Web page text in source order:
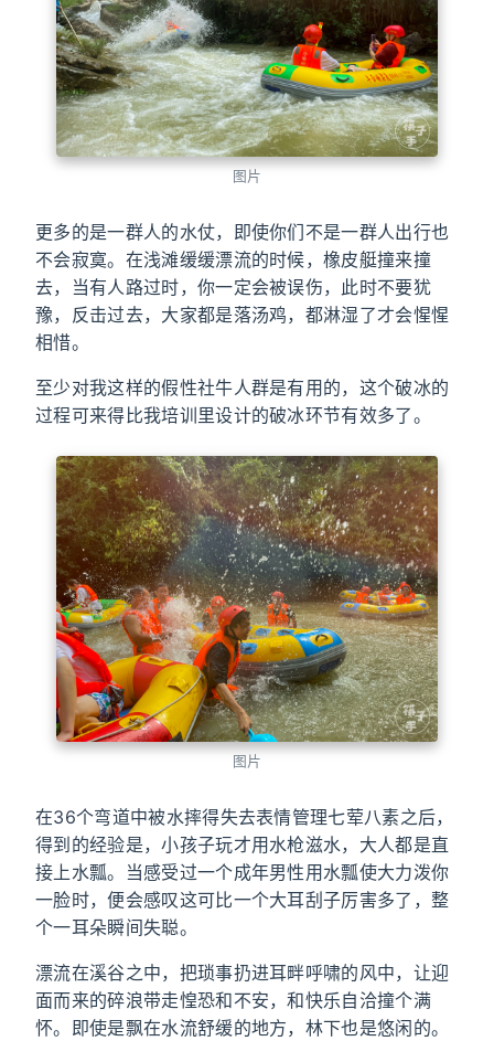
图片
更多的是一群人的水仗，即使你们不是一群人出行也
不会寂寞。在浅滩缓缓漂流的时候，橡皮艇撞来撞
去，当有人路过时，你一定会被误伤，此时不要犹
豫，反击过去，大家都是落汤鸡，都淋湿了才会惺惺
相惜。
至少对我这样的假性社牛人群是有用的，这个破冰的
过程可来得比我培训里设计的破冰环节有效多了。
图片
在36个弯道中被水摔得失去表情管理七荤八素之后，
得到的经验是，小孩子玩才用水枪滋水，大人都是直
接上水瓢。当感受过一个成年男性用水瓢使大力泼你
一脸时，便会感叹这可比一个大耳刮子厉害多了，整
个一耳朵瞬间失聪。
漂流在溪谷之中，把琐事扔进耳畔呼啸的风中，让迎
面而来的碎浪带走惶恐和不安，和快乐自洽撞个满
怀。即使是飘在水流舒缓的地方，林下也是悠闲的。